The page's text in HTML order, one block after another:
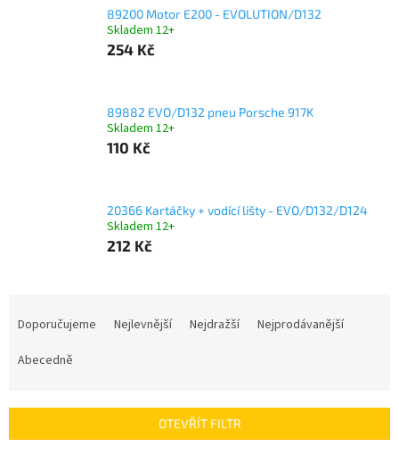
89200 Motor E200 - EVOLUTION/D132
Skladem 12+
254 Kč
89882 EVO/D132 pneu Porsche 917K
Skladem 12+
110 Kč
20366 Kartáčky + vodící lišty - EVO/D132/D124
Skladem 12+
212 Kč
r
Doporučujeme Nejlevnější Nejdražší
Nejprodávanější
Abecedně
OTEVŘÍT FILTR